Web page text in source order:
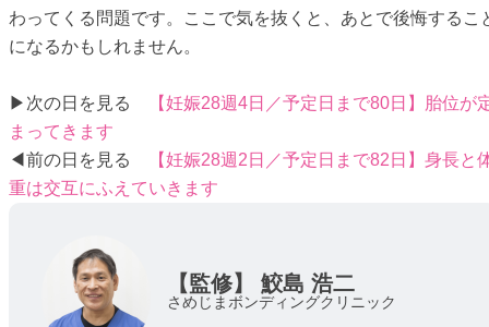
わってくる問題です。ここで気を抜くと、あとで後悔するこ
になるかもしれません。
▶次の日を見る
【妊娠28週4日／予定日まで80日】胎位が
まってきます
◀前の日を見る
【妊娠28週2日／予定日まで82日】身長と
重は交互にふえていきます
【監修】 鮫島 浩二
さめじまボンディングクリニック